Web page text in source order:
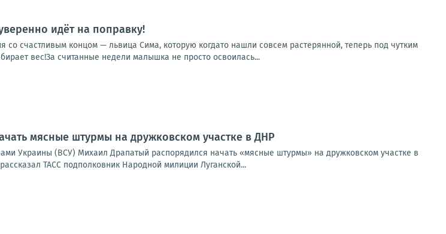
идёт на поправку!
со счастливым концом — львица Сима, которую когдато нашли совсем растерянной, теперь под чутким
вес!За считанные недели малышка не просто освоилась...
мясные штурмы на дружковском участке в ДНР
Украины (ВСУ) Михаил Драпатый распорядился начать «мясные штурмы» на дружковском участке в
ТАСС подполковник Народной милиции Луганской...